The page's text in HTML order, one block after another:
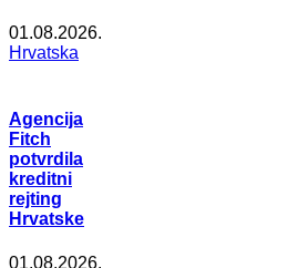
01.08.2026.
Hrvatska
Agencija
Fitch
potvrdila
kreditni
rejting
Hrvatske
01.08.2026.